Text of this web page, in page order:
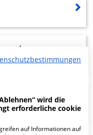
und
wird die
erforderliche cookie
auf Informationen auf